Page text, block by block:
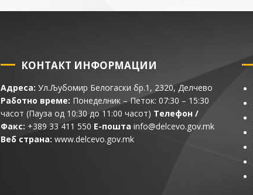
КОНТАКТ ИНФОРМАЦИИ
Адреса: Ул.Љубомир Белогаски бр.1, 2320, Делчево
Работно време: Понеделник – Петок: 07:30 – 15:30
часот (Пауза од 10:30 до 11:00 часот) Телефон /
Факс: +389 33 411 550 Е-пошта info@delcevo.gov.mk
Веб страна: www.delcevo.gov.mk